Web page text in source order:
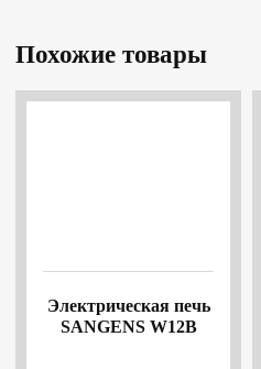
Похожие товары
Электрическая печь
SANGENS W12B